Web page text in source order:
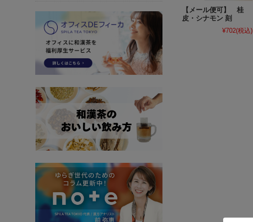
【メール便可】 桂
皮・シナモン 刻
¥702(税込)